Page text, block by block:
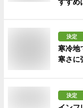
決定
寒冷地
寒さに
決定